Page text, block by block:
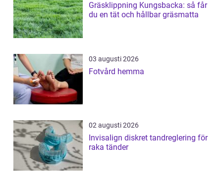
Gräsklippning Kungsbacka: så får
du en tät och hållbar gräsmatta
03 augusti 2026
Fotvård hemma
02 augusti 2026
Invisalign diskret tandreglering för
raka tänder